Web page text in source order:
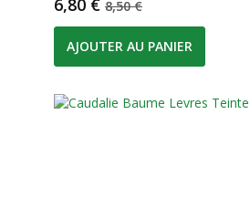
6,80 € 8,50 €
AJOUTER AU PANIER